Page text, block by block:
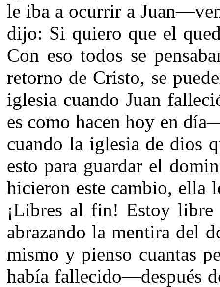
le iba a ocurrir a
dijo: Si quiero que el
Con eso todos se
retorno de Cristo, se
iglesia cuando Juan
es como hacen hoy en
cuando la iglesia de dios
esto para guardar el
hicieron este cambio, ella
¡Libres al fin! Estoy libre
abrazando la mentira del
mismo y pienso cuantas
había fallecido—después